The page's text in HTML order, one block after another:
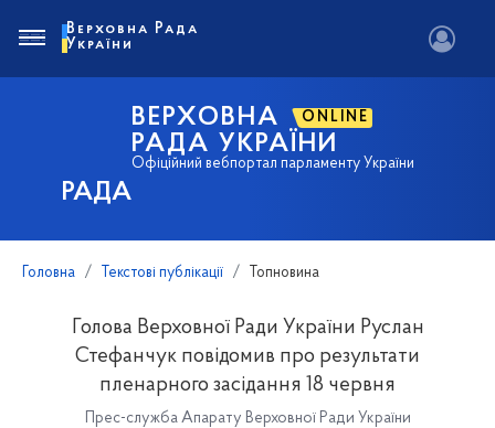
РАДА
ВЕРХОВНА ONLINE
РАДА УКРАЇНИ
Офіційний вебпортал парламенту України
Верховна Рада
України
Головна Текстові публікації Топновина
Голова Верховної Ради України Руслан
Стефанчук повідомив про результати
пленарного засідання 18 червня
Прес-служба Апарату Верховної Ради України